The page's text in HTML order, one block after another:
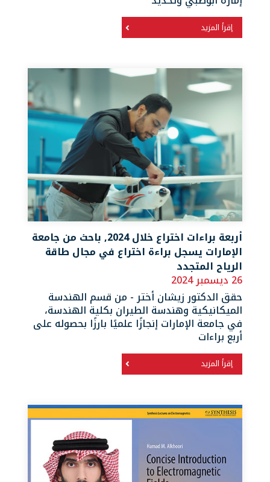
إقرأ المزيد
أربعة براءات اختراع خلال 2024, باحث من جامعة
الإمارات يسجل براءة اختراع في مجال طاقة
الرياح المتجدد
26 ديسمبر 2024
حقق الدكتور زيشان أختر - من قسم الهندسة
الميكانيكية وهندسة الطيران بكلية الهندسة،
في جامعة الإمارات إنجازًا علميًا بارزًا بحصوله على
أربع براءات
إقرأ المزيد